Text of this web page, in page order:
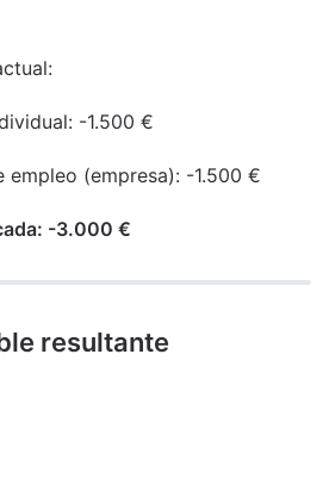
-1.500 €
empleo (empresa): -1.500 €
-3.000 €
resultante